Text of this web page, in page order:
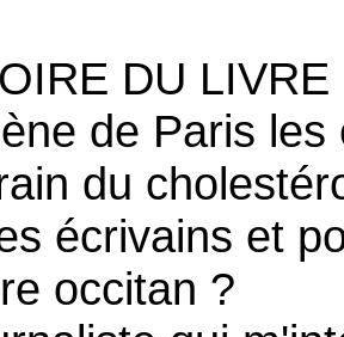
DU LIVRE
de Paris
du
écrivains et
occitan ?